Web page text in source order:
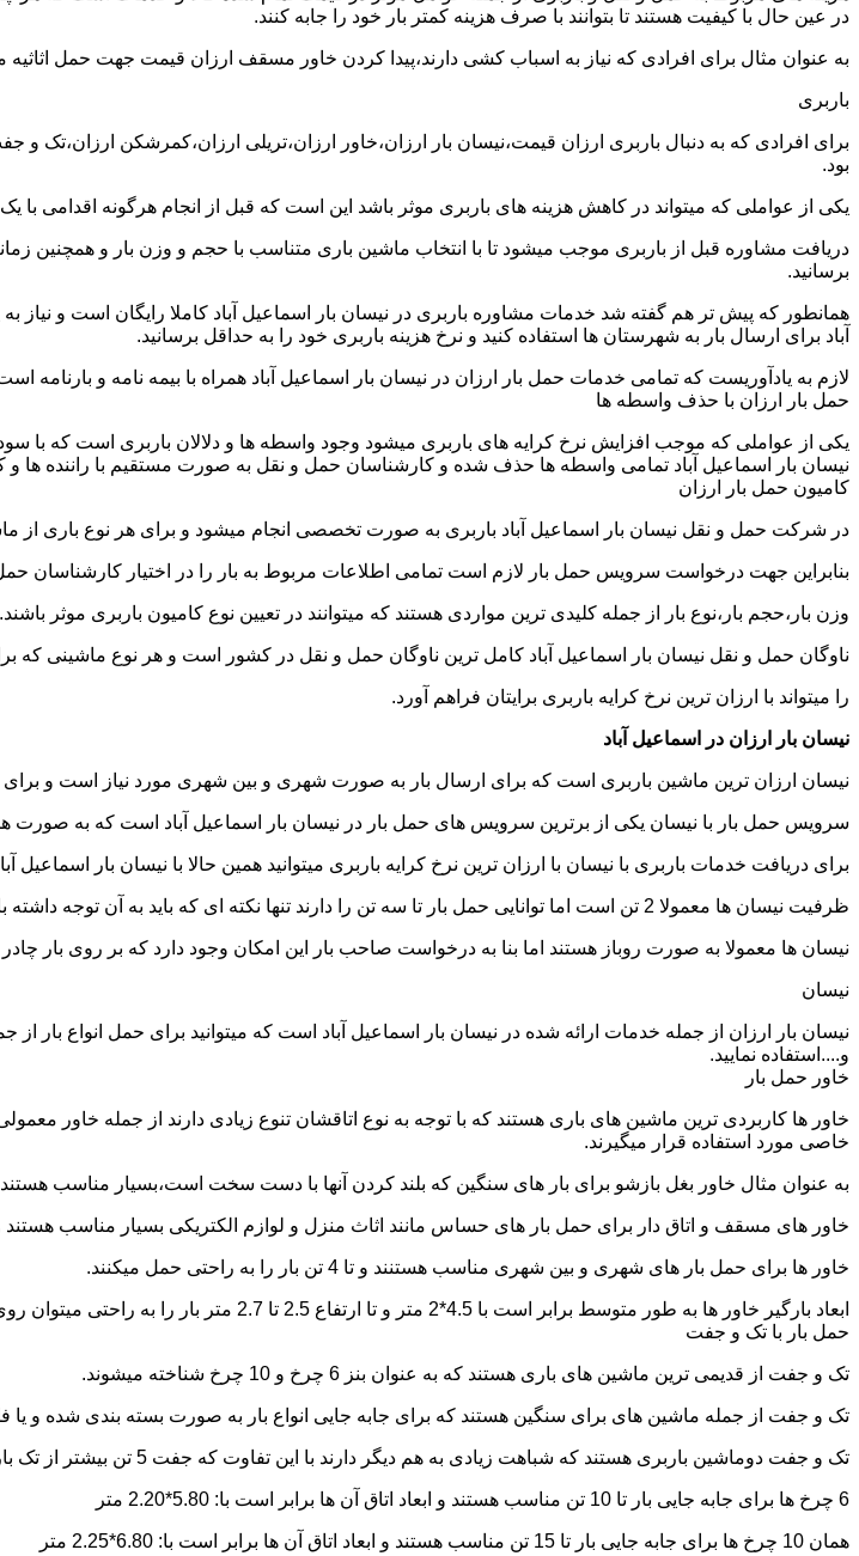
در عین حال با کیفیت هستند تا بتوانند با صرف هزینه کمتر بار خود را جابه کنند.
به عنوان مثال برای افرادی که نیاز به اسباب کشی دارند،پیدا کردن خاور مسقف ارزان قیمت جهت حمل اثاثیه
باربری
برای افرادی که به دنبال باربری ارزان قیمت،نیسان بار ارزان،خاور ارزان،تریلی ارزان،کمرشکن ارزان،تک و
بود.
یکی از عواملی که میتواند در کاهش هزینه های باربری موثر باشد این است که قبل از انجام هرگونه اقدامی
دریافت مشاوره قبل از باربری موجب میشود تا با انتخاب ماشین باری متناسب با حجم و وزن بار و همچنین
برسانید.
همانطور که پیش تر هم گفته شد خدمات مشاوره باربری در نیسان بار اسماعیل آباد کاملا رایگان است و نیاز
آباد برای ارسال بار به شهرستان ها استفاده کنید و نرخ هزینه باربری خود را به حداقل برسانید.
لازم به یادآوریست که تمامی خدمات حمل بار ارزان در نیسان بار اسماعیل آباد همراه با بیمه نامه و بارنامه
حمل بار ارزان با حذف واسطه ها
یکی از عواملی که موجب افزایش نرخ کرایه های باربری میشود وجود واسطه ها و دلالان باربری است که با
نیسان بار اسماعیل آباد تمامی واسطه ها حذف شده و کارشناسان حمل و نقل به صورت مستقیم با راننده ها و
کامیون حمل بار ارزان
در شرکت حمل و نقل نیسان بار اسماعیل آباد باربری به صورت تخصصی انجام میشود و برای هر نوع باری از
بنابراین جهت درخواست سرویس حمل بار لازم است تمامی اطلاعات مربوط به بار را در اختیار کارشناسان حمل و
وزن بار،حجم بار،نوع بار از جمله کلیدی ترین مواردی هستند که میتوانند در تعیین نوع کامیون باربری موثر باشند.
ناوگان حمل و نقل نیسان بار اسماعیل آباد کامل ترین ناوگان حمل و نقل در کشور است و هر نوع ماشینی که
را میتواند با ارزان ترین نرخ کرایه باربری برایتان فراهم آورد.
نیسان بار ارزان در اسماعیل آباد
نیسان ارزان ترین ماشین باربری است که برای ارسال بار به صورت شهری و بین شهری مورد نیاز است و برای
سرویس حمل بار با نیسان یکی از برترین سرویس های حمل بار در نیسان بار اسماعیل آباد است که به صورت همه
برای دریافت خدمات باربری با نیسان با ارزان ترین نرخ کرایه باربری میتوانید همین حالا با نیسان بار اسماعیل
ظرفیت نیسان ها معمولا 2 تن است اما توانایی حمل بار تا سه تن را دارند تنها نکته ای که باید به آن توجه داشته باشید ابعاد اتاق نیسان است که برابر است با 2 متر طول و 1.65 متر عرض.
نیسان ها معمولا به صورت روباز هستند اما بنا به درخواست صاحب بار این امکان وجود دارد که بر روی بار
نیسان
نیسان بار ارزان از جمله خدمات ارائه شده در نیسان بار اسماعیل آباد است که میتوانید برای حمل انواع بار
و....استفاده نمایید.
خاور حمل بار
خاور ها کاربردی ترین ماشین های باری هستند که با توجه به نوع اتاقشان تنوع زیادی دارند از جمله خاور
خاصی مورد استفاده قرار میگیرند.
به عنوان مثال خاور بغل بازشو برای بار های سنگین که بلند کردن آنها با دست سخت است،بسیار مناسب
خاور های مسقف و اتاق دار برای حمل بار های حساس مانند اثاث منزل و لوازم الکتریکی بسیار مناسب هستند و
خاور ها برای حمل بار های شهری و بین شهری مناسب هستنند و تا 4 تن بار را به راحتی حمل میکنند.
ابعاد بارگیر خاور ها به طور متوسط برابر است با 4.5*2 متر و تا ارتفاع 2.5 تا 2.7 متر بار را به راحتی میتوان روی آنها قرار داد.
حمل بار با تک و جفت
تک و جفت از قدیمی ترین ماشین های باری هستند که به عنوان بنز 6 چرخ و 10 چرخ شناخته میشوند.
تک و جفت از جمله ماشین های برای سنگین هستند که برای جابه جایی انواع بار به صورت بسته بندی شده و یا
تک و جفت دوماشین باربری هستند که شباهت زیادی به هم دیگر دارند با این تفاوت که جفت 5 تن بیشتر از تک بار حمل میکند.
6 چرخ ها برای جابه جایی بار تا 10 تن مناسب هستند و ابعاد اتاق آن ها برابر است با: 5.80*2.20 متر
همان 10 چرخ ها برای جابه جایی بار تا 15 تن مناسب هستند و ابعاد اتاق آن ها برابر است با: 6.80*2.25 متر